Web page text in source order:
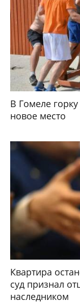
В Гомеле
новое место
Квартира
суд признал
наследником